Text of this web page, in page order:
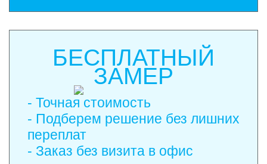
БЕСПЛАТНЫЙ
ЗАМЕР
- Точная стоимость
- Подберем решение без лишних
переплат
- Заказ без визита в офис